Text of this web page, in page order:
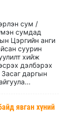
сум /
сумдад
Цэргийн анги
суурин
хийж
дэлбэрэх
даргын
явган хүний